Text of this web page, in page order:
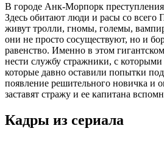
В городе Анк-Морпорк
Здесь обитают люди и расы со всего
живут тролли, гномы, големы,
они не просто сосуществуют, но и
равенство. Именно в этом
нести службу стражники, с которыми
которые давно оставили попытки
появление решительного новичка и
заставят стражу и ее капитана
Кадры из сериалa